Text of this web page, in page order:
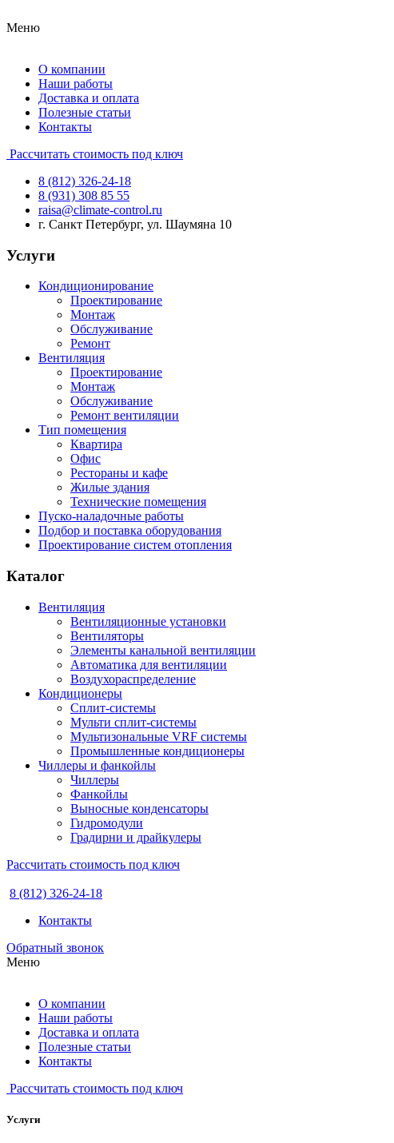
Меню
О компании
Наши работы
Доставка и оплата
Полезные статьи
Контакты
Рассчитать стоимость под ключ
8 (812) 326-24-18
8 (931) 308 85 55
raisa@climate-control.ru
г. Санкт Петербург, ул. Шаумяна 10
Услуги
Кондиционирование
Проектирование
Монтаж
Обслуживание
Ремонт
Вентиляция
Проектирование
Монтаж
Обслуживание
Ремонт вентиляции
Тип помещения
Квартира
Офис
Рестораны и кафе
Жилые здания
Технические помещения
Пуско-наладочные работы
Подбор и поставка оборудования
Проектирование систем отопления
Каталог
Вентиляция
Вентиляционные установки
Вентиляторы
Элементы канальной вентиляции
Автоматика для вентиляции
Воздухораспределение
Кондиционеры
Сплит-системы
Мульти сплит-системы
Мультизональные VRF системы
Промышленные кондиционеры
Чиллеры и фанкойлы
Чиллеры
Фанкойлы
Выносные конденсаторы
Гидромодули
Градирни и драйкулеры
Рассчитать стоимость под ключ
8 (812) 326-24-18
Контакты
Обратный звонок
Меню
О компании
Наши работы
Доставка и оплата
Полезные статьи
Контакты
Рассчитать стоимость под ключ
Услуги